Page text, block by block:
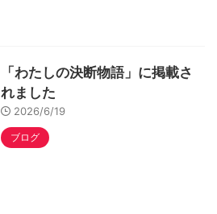
「わたしの決断物語」に掲載さ
れました
2026/6/19
ブログ